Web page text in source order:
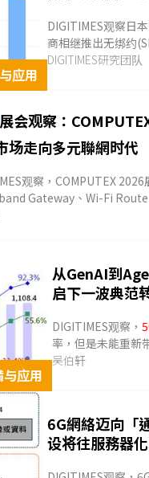
应用
DIGITIMES观察日
商相继推出无绑约
(SoftBank)宣布调
质」和「价格」等
臺」等整体使用体
DIGITIMES研究团队
展会观察：
场走向多元聯網时代
观察，COMPUTEX
Gateway、Wi-Fi
固定宽频与移動宽频市场
是更加重视不同使用情境下
应用
从GenAI到
启下一波典范
DIGITIMES观察，
率，但是未能重新
升级与功能强化已
吴伯轩
6G網絡迈向「
设将往服務器